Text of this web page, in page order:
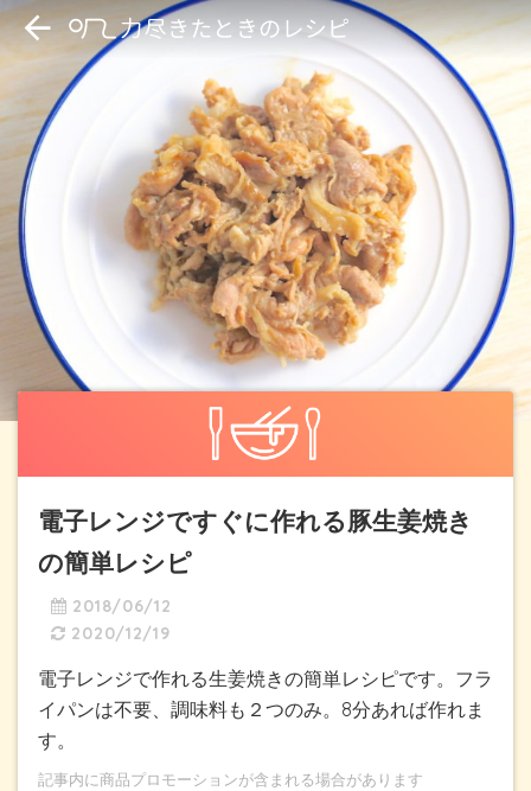
電子レンジですぐに作れる豚生姜焼き
の簡単レシピ
2018/06/12
2020/12/19
電子レンジで作れる生姜焼きの簡単レシピです。フラ
イパンは不要、調味料も２つのみ。8分あれば作れま
す。
記事内に商品プロモーションが含まれる場合があります